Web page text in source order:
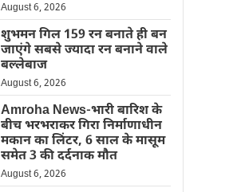
August 6, 2026
शुभमन गिल 159 रन बनाते ही बन
जाएंगे सबसे ज्यादा रन बनाने वाले
बल्लेबाज
August 6, 2026
Amroha News-भारी बारिश के
बीच भरभराकर गिरा निर्माणाधीन
मकान का लिंटर, 6 साल के मासूम
समेत 3 की दर्दनाक मौत
August 6, 2026